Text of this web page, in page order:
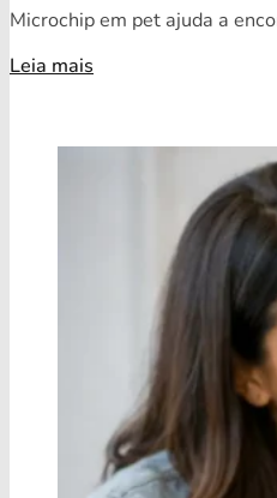
Microchip em pet ajuda a
Leia mais